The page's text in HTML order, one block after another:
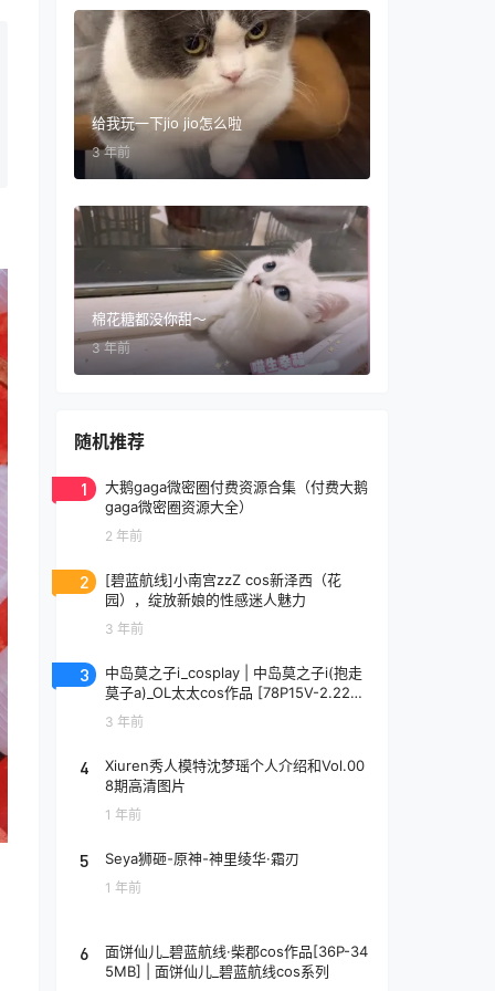
给我玩一下jio jio怎么啦
3 年前
棉花糖都没你甜～
3 年前
随机推荐
1
大鹅gaga微密圈付费资源合集（付费大鹅
gaga微密圈资源大全）
2 年前
2
[碧蓝航线]小南宫zzZ cos新泽西（花
园），绽放新娘的性感迷人魅力
3 年前
3
中岛莫之子i_cosplay | 中岛莫之子i(抱走
莫子a)_OL太太cos作品 [78P15V-2.22G
3 年前
4
Xiuren秀人模特沈梦瑶个人介绍和Vol.00
8期高清图片
1 年前
5 Seya狮砸-原神-神里绫华·霜刃
1 年前
6
面饼仙儿_碧蓝航线·柴郡cos作品[36P-34
5MB] | 面饼仙儿_碧蓝航线cos系列